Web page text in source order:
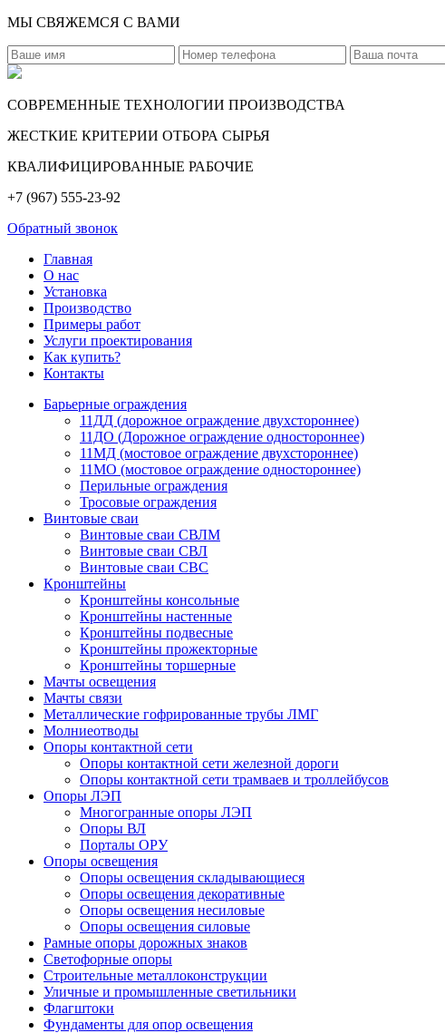
МЫ СВЯЖЕМСЯ С ВАМИ
СОВРЕМЕННЫЕ ТЕХНОЛОГИИ ПРОИЗВОДСТВА
ЖЕСТКИЕ КРИТЕРИИ ОТБОРА СЫРЬЯ
КВАЛИФИЦИРОВАННЫЕ РАБОЧИЕ
+7 (967) 555-23-92
Обратный звонок
Главная
О нас
Установка
Производство
Примеры работ
Услуги проектирования
Как купить?
Контакты
Барьерные ограждения
11ДД (дорожное ограждение двухстороннее)
11ДО (Дорожное ограждение одностороннее)
11МД (мостовое ограждение двухстороннее)
11МО (мостовое ограждение одностороннее)
Перильные ограждения
Тросовые ограждения
Винтовые сваи
Винтовые сваи СВЛМ
Винтовые сваи СВЛ
Винтовые сваи СВС
Кронштейны
Кронштейны консольные
Кронштейны настенные
Кронштейны подвесные
Кронштейны прожекторные
Кронштейны торшерные
Мачты освещения
Мачты связи
Металлические гофрированные трубы ЛМГ
Молниеотводы
Опоры контактной сети
Опоры контактной сети железной дороги
Опоры контактной сети трамваев и троллейбусов
Опоры ЛЭП
Многогранные опоры ЛЭП
Опоры ВЛ
Порталы ОРУ
Опоры освещения
Опоры освещения cкладывающиеся
Опоры освещения декоративные
Опоры освещения несиловые
Опоры освещения силовые
Рамные опоры дорожных знаков
Светофорные опоры
Строительные металлоконструкции
Уличные и промышленные светильники
Флагштоки
Фундаменты для опор освещения